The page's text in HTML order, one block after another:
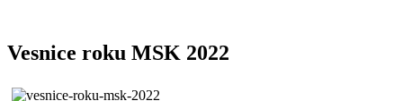
Vesnice roku MSK 2022